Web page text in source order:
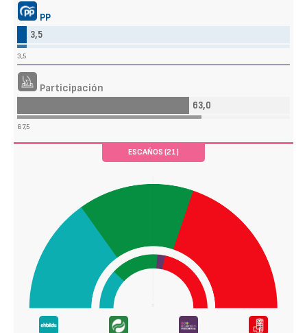
PP
3,5
3,5
Participación
63,0
67,5
ESCAÑOS (21)